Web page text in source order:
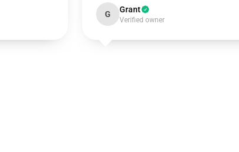
G Grant
Verified owner